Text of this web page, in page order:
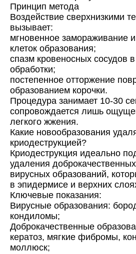
Принцип метода
Воздействие сверхнизкими
вызывает:
мгновенное замораживание
клеток образования;
спазм кровеносных сосудов
обработки;
постепенное отторжение
образованием корочки.
Процедура занимает 10-30
сопровождается лишь
легкого жжения.
Какие новообразования
криодеструкцией?
Криодеструкция идеально
удаления
вирусных образований,
в эпидермисе и верхних
Ключевые показания:
Вирусные образования:
кондиломы;
Доброкачественные
кератоз, мягкие фибромы,
моллюск;